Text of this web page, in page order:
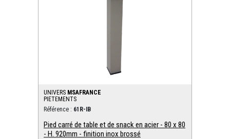
UNIVERS MSAFRANCE
PIETEMENTS
Référence : 61R-IB
Pied carré de table et de snack en acier - 80 x 80
- H. 920mm - finition inox brossé